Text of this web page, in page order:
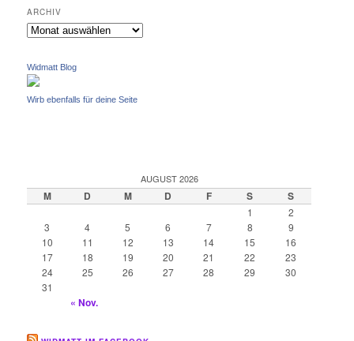
h
e
n
ARCHIV
Archiv
Widmatt Blog
Wirb ebenfalls für deine Seite
AUGUST 2026
M D M D F S S
1
2
3
4 5 6 7 8
9
10
11 12 13 14 15
16
17
18 19 20 21 22
23
24
25 26 27 28 29
30
31
« Nov.